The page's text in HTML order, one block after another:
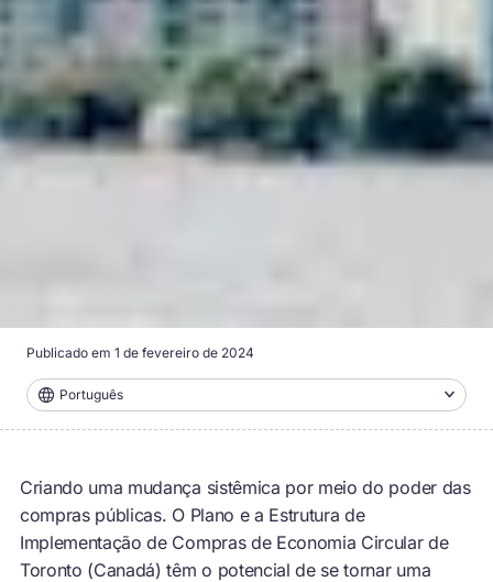
Publicado em 1 de fevereiro de 2024
Português
Criando uma mudança sistêmica por meio do poder das
compras públicas. O Plano e a Estrutura de
Implementação de Compras de Economia Circular de
Toronto (Canadá) têm o potencial de se tornar uma